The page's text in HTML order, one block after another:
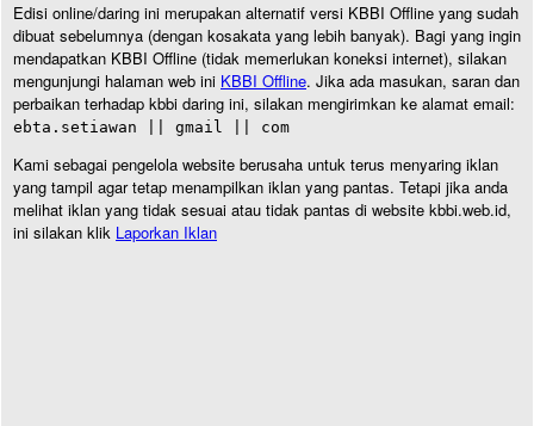
Edisi online/daring ini merupakan alternatif versi KBBI Offline yang sudah
dibuat sebelumnya (dengan kosakata yang lebih banyak). Bagi yang ingin
mendapatkan KBBI Offline (tidak memerlukan koneksi internet), silakan
mengunjungi halaman web ini KBBI Offline. Jika ada masukan, saran dan
perbaikan terhadap kbbi daring ini, silakan mengirimkan ke alamat email:
ebta.setiawan || gmail || com
Kami sebagai pengelola website berusaha untuk terus menyaring iklan
yang tampil agar tetap menampilkan iklan yang pantas. Tetapi jika anda
melihat iklan yang tidak sesuai atau tidak pantas di website kbbi.web.id,
ini silakan klik Laporkan Iklan